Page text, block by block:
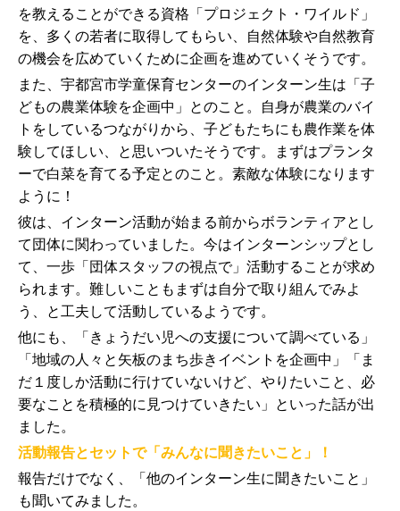
を教えることができる資格「プロジェクト・ワイルド」
を、多くの若者に取得してもらい、自然体験や自然教育
の機会を広めていくために企画を進めていくそうです。
また、宇都宮市学童保育センターのインターン生は「子
どもの農業体験を企画中」とのこと。自身が農業のバイ
トをしているつながりから、子どもたちにも農作業を体
験してほしい、と思いついたそうです。まずはプランタ
ーで白菜を育てる予定とのこと。素敵な体験になります
ように！
彼は、インターン活動が始まる前からボランティアとし
て団体に関わっていました。今はインターンシップとし
て、一歩「団体スタッフの視点で」活動することが求め
られます。難しいこともまずは自分で取り組んでみよ
う、と工夫して活動しているようです。
他にも、「きょうだい児への支援について調べている」
「地域の人々と矢板のまち歩きイベントを企画中」「ま
だ１度しか活動に行けていないけど、やりたいこと、必
要なことを積極的に見つけていきたい」といった話が出
ました。
活動報告とセットで「みんなに聞きたいこと」！
報告だけでなく、「他のインターン生に聞きたいこと」
も聞いてみました。